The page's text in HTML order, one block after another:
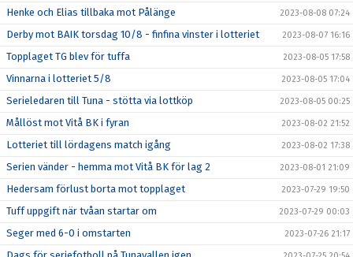
Henke och Elias tillbaka mot Pålänge 2023-08-08 07:24
Derby mot BAIK torsdag 10/8 - finfina vinster i lotteriet 2023-08-07 16:16
Topplaget TG blev för tuffa 2023-08-05 17:58
Vinnarna i lotteriet 5/8 2023-08-05 17:04
Serieledaren till Tuna - stötta via lottköp 2023-08-05 00:25
Mållöst mot Vitå BK i fyran 2023-08-02 21:52
Lotteriet till lördagens match igång 2023-08-02 17:38
Serien vänder - hemma mot Vitå BK för lag 2 2023-08-01 21:09
Hedersam förlust borta mot topplaget 2023-07-29 19:50
Tuff uppgift när tvåan startar om 2023-07-29 00:03
Seger med 6-0 i omstarten 2023-07-26 21:17